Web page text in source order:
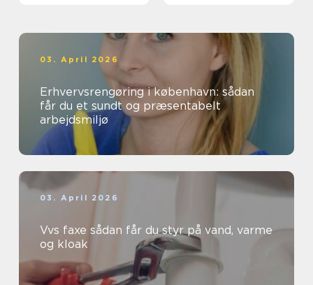
03. April 2026
Erhvervsrengøring i københavn: sådan
får du et sundt og præsentabelt
arbejdsmiljø
03. April 2026
Vvs faxe sådan får du styr på vand, varme
og kloak